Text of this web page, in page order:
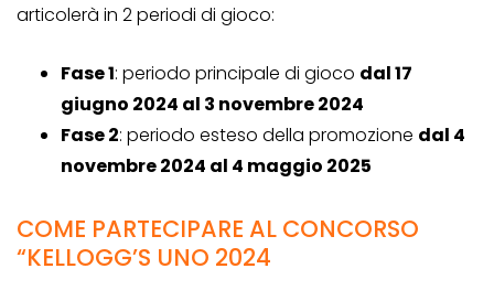
articolerà in 2 periodi di gioco:
Fase 1: periodo principale di gioco dal 17
giugno 2024 al 3 novembre 2024
Fase 2: periodo esteso della promozione dal 4
novembre 2024 al 4 maggio 2025
COME PARTECIPARE AL CONCORSO
“KELLOGG’S UNO 2024